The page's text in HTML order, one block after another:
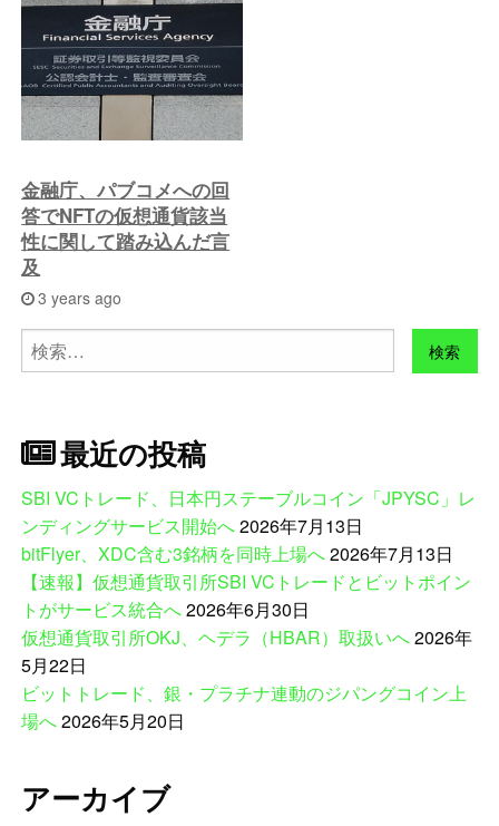
金融庁、パブコメへの回
答でNFTの仮想通貨該当
性に関して踏み込んだ言
及
3 years ago
検
索:
最近の投稿
SBI VCトレード、日本円ステーブルコイン「JPYSC」レ
ンディングサービス開始へ2026年7月13日
bitFlyer、XDC含む3銘柄を同時上場へ2026年7月13日
【速報】仮想通貨取引所SBI VCトレードとビットポイン
トがサービス統合へ2026年6月30日
仮想通貨取引所OKJ、ヘデラ（HBAR）取扱いへ2026年
5月22日
ビットトレード、銀・プラチナ連動のジパングコイン上
場へ2026年5月20日
アーカイブ